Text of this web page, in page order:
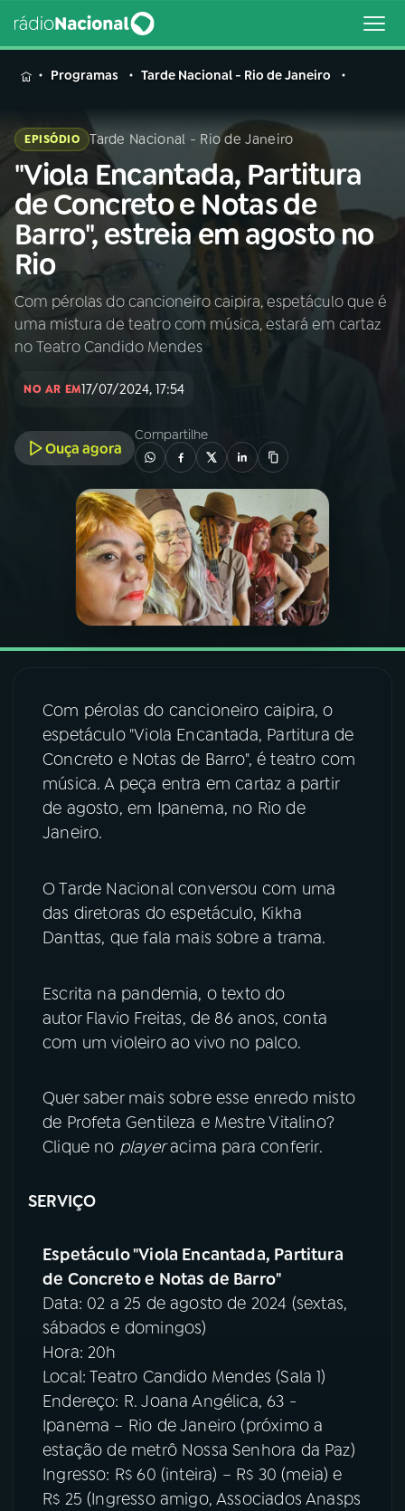
MENU
Buscar
na
Rádio
Nacional
Buscar
AO VIVO
01INÍCIO
02A RÁDIO
03PROGRAMAÇÃO
PROGRAMAS
PODCASTS
VIDEOCASTS
08
ACOMPANHE A RÁDIO NACIONAL
Instagram X
TikTok
Programas Tarde Nacional - Rio de Janeiro
EPISÓDIO Tarde Nacional - Rio de Janeiro
"Viola Encantada, Partitura
de Concreto e Notas de
Barro", estreia em agosto no
Rio
Com pérolas do cancioneiro caipira, espetáculo que é
uma mistura de teatro com música, estará em cartaz
no Teatro Candido Mendes
NO AR EM17/07/2024, 17:54
Ouça agora
Compartilhe
Com pérolas do cancioneiro caipira, o
espetáculo "Viola Encantada, Partitura de
Concreto e Notas de Barro", é teatro com
música. A peça entra em cartaz a partir
de agosto, em Ipanema, no Rio de
Janeiro.
O Tarde Nacional conversou com uma
das diretoras do espetáculo, Kikha
Danttas, que fala mais sobre a trama.
Escrita na pandemia, o texto do
autor Flavio Freitas, de 86 anos, conta
com um violeiro ao vivo no palco.
Quer saber mais sobre esse enredo misto
de Profeta Gentileza e Mestre Vitalino?
Clique no playeracima para conferir.
SERVIÇO
Espetáculo "Viola Encantada, Partitura
de Concreto e Notas de Barro"
Data: 02 a 25 de agosto de 2024 (sextas,
sábados e domingos)
Hora: 20h
Local: Teatro Candido Mendes (Sala 1)
Endereço: R. Joana Angélica, 63 -
Ipanema – Rio de Janeiro (próximo a
estação de metrô Nossa Senhora da Paz)
Ingresso: R$ 60 (inteira) – R$ 30 (meia) e
R$ 25 (Ingresso amigo, Associados Anasps